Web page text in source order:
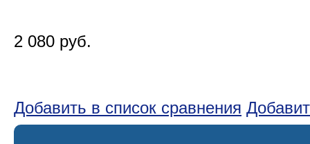
2 080 руб.
Добавить в список сравнения